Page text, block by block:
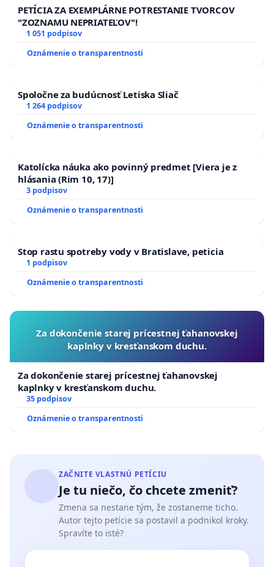
PETÍCIA ZA EXEMPLÁRNE POTRESTANIE TVORCOV
"ZOZNAMU NEPRIATEĽOV"!
1 051 podpisov
Oznámenie o transparentnosti
Spoločne za budúcnosť Letiska Sliač
1 264 podpisov
Oznámenie o transparentnosti
Katolícka náuka ako povinný predmet [Viera je z
hlásania (Rim 10, 17)]
3 podpisov
Oznámenie o transparentnosti
Stop rastu spotreby vody v Bratislave, peticia
1 podpisov
Oznámenie o transparentnosti
Za dokončenie starej prícestnej ťahanovskej
kaplnky v kresťanskom duchu.
Za dokončenie starej prícestnej ťahanovskej
kaplnky v kresťanskom duchu.
35 podpisov
Oznámenie o transparentnosti
ZAČNITE VLASTNÚ PETÍCIU
Je tu niečo, čo chcete zmeniť?
Zmena sa nestane tým, že zostaneme ticho.
Autor tejto petície sa postavil a podnikol kroky.
Spravíte to isté?